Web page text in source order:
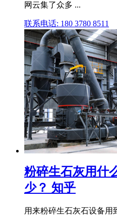
网云集了众多 ...
联系电话: 180 3780 8511
粉碎生石灰用什
少？ 知乎
用来粉碎生石灰石设备用